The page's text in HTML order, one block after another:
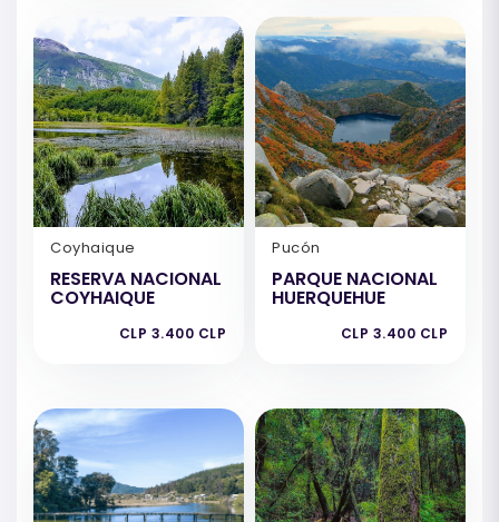
Coyhaique
RESERVA NACIONAL
COYHAIQUE
CLP 3.400 CLP
Pucón
PARQUE NACIONAL
HUERQUEHUE
CLP 3.400 CLP